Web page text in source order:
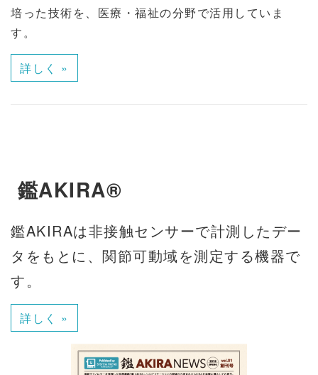
培った技術を、医療・福祉の分野で活用していま
す。
詳しく »
鑑AKIRA®
鑑AKIRAは非接触センサーで計測したデー
タをもとに、関節可動域を測定する機器で
す。
詳しく »